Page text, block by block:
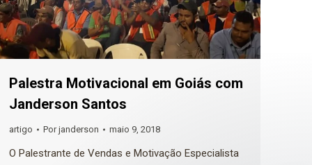
Palestra Motivacional em Goiás com
Janderson Santos
artigo Porjanderson maio 9, 2018
O Palestrante de Vendas e Motivação Especialista